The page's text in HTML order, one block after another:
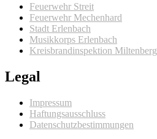
Feuerwehr Streit
Feuerwehr Mechenhard
Stadt Erlenbach
Musikkorps Erlenbach
Kreisbrandinspektion Miltenberg
Legal
Impressum
Haftungsausschluss
Datenschutzbestimmungen